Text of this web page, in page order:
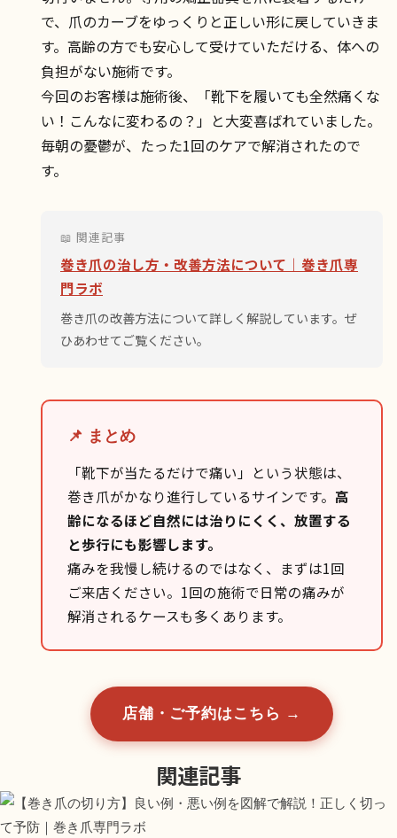
で、爪のカーブをゆっくりと正しい形に戻していきま
す。高齢の方でも安心して受けていただける、体への
負担がない施術です。
今回のお客様は施術後、「靴下を履いても全然痛くな
い！こんなに変わるの？」と大変喜ばれていました。
毎朝の憂鬱が、たった1回のケアで解消されたので
す。
📖 関連記事
巻き爪の治し方・改善方法について｜巻き爪専
門ラボ
巻き爪の改善方法について詳しく解説しています。ぜ
ひあわせてご覧ください。
📌 まとめ
「靴下が当たるだけで痛い」という状態は、
巻き爪がかなり進行しているサインです。 高
齢になるほど自然には治りにくく、放置する
と歩行にも影響します。
痛みを我慢し続けるのではなく、まずは1回
ご来店ください。1回の施術で日常の痛みが
解消されるケースも多くあります。
店舗・ご予約はこちら →
関連記事